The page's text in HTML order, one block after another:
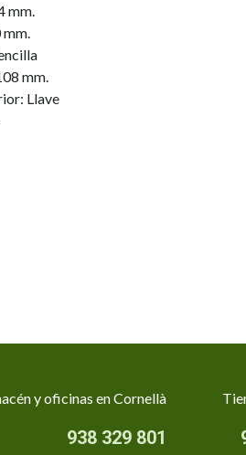
mm.
mm.
Llave
y oficinas en Cornellà
938 329 801